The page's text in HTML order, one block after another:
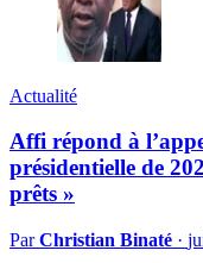
Actualité
Affi répond à
présidentielle de
prêts »
ParChristian Binaté ·